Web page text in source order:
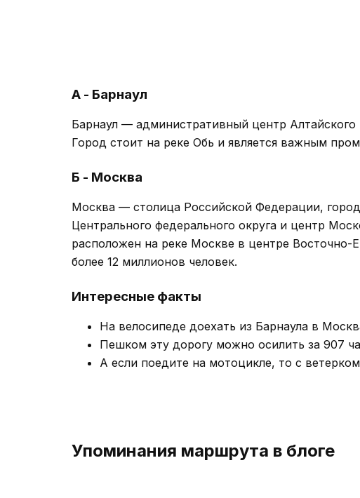
А - Барнаул
Барнаул — административный центр
Город стоит на реке Обь и является важным
Б - Москва
Москва — столица Российской Федерации,
Центрального федерального округа и центр
расположен на реке Москве в центре
более 12 миллионов человек.
Интересные факты
На велосипеде доехать из Барнаула в
Пешком эту дорогу можно осилить за 907
А если поедите на мотоцикле, то с
Упоминания маршрута в блоге